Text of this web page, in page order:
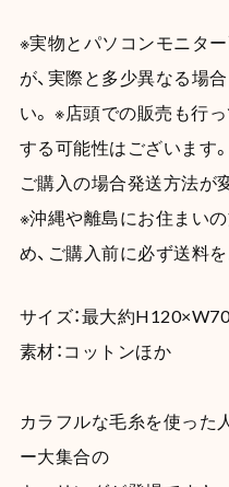
※実物とパソコンモニタ
が、実際と多少異なる場
い。 ※店頭での販売も行
する可能性はございます
ご購入の場合発送方法が
※沖縄や離島にお住まい
め、ご購入前に必ず送料
サイズ：最大約
素材：コットンほか
カラフルな毛糸を使った
ー大集合の